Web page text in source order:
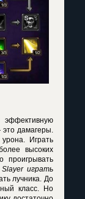
это дамагеры.
Играть
высоких
проигрывать
играть
лучника. До
класс. Но